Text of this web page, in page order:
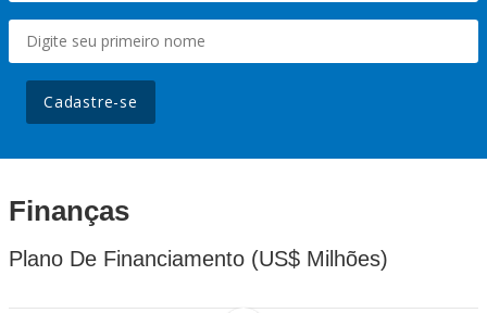
Cadastre-se
Finanças
Plano De Financiamento (US$ Milhões)